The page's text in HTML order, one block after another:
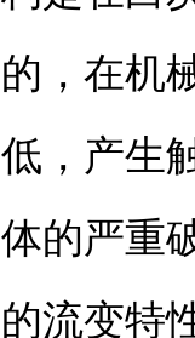
的，在机
低，产生
体的严重
的流变特